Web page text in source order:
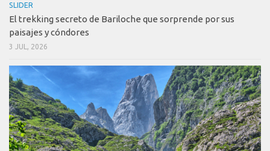
SLIDER
El trekking secreto de Bariloche que sorprende por sus
paisajes y cóndores
3 JUL, 2026